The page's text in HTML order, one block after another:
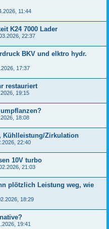
11:44
K24 7000 Lader
22:37
BKV und elktro hydr.
17:37
restauriert
19:15
18:08
Kühlleistung/Zirkulation
22:40
10V turbo
21:03
plötzlich Leistung weg, wie
18:29
19:41